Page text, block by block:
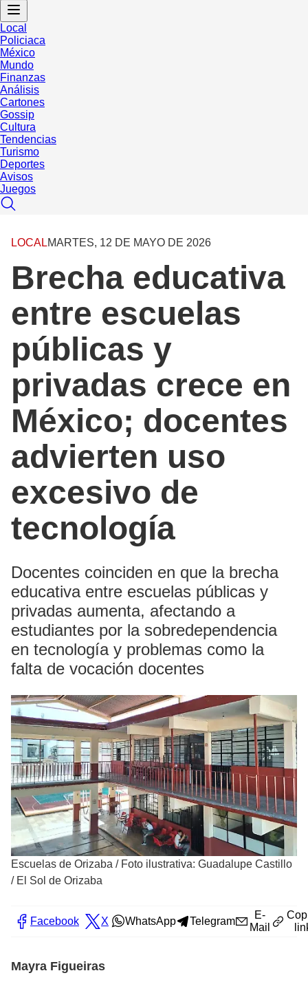
Local
Policiaca
México
Mundo
Finanzas
Análisis
Cartones
Gossip
Cultura
Tendencias
Turismo
Deportes
Avisos
Juegos
LOCALMARTES, 12 DE MAYO DE 2026
Brecha educativa
entre escuelas
públicas y
privadas crece en
México; docentes
advierten uso
excesivo de
tecnología
Docentes coinciden en que la brecha
educativa entre escuelas públicas y
privadas aumenta, afectando a
estudiantes por la sobredependencia
en tecnología y problemas como la
falta de vocación docentes
Escuelas de Orizaba / Foto ilustrativa: Guadalupe Castillo
/ El Sol de Orizaba
Facebook X WhatsApp Telegram
E-
Mail
Mayra Figueiras